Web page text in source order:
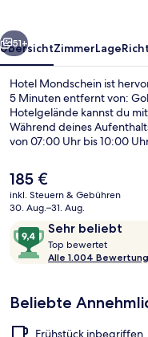
Weiter
51+
ÜbersichtZimmerLage
Hotel Mondschein ist
5 Minuten entfernt von:
Hotelgelände kannst du
Während deines
von 07:00 Uhr bis 10:00
Ladestation für E-Bikes.
erhalten tolle Bewertungen
Der
aktuelle
Preis
185 €.
185 €
inkl. Steuern & Gebühren
30. Aug.–31. Aug.
Bewertungen
Sehr beliebt
9,4
von
10,
beliebt
Top bewertet
o
b
w
Alle 1.004
Beliebte
Frühstück inbegriffen